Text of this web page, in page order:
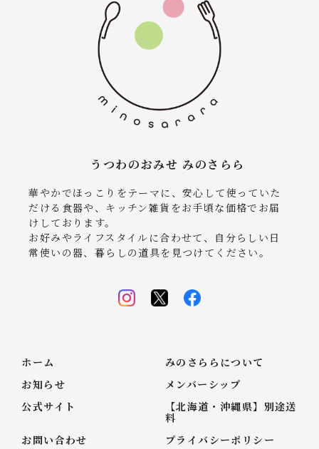
うつわのおみせ みのさらら
華やかでほっこりをテーマに、安心して使っていた
だける食器や、キッチン雑貨をお手頃な価格でお届
けしております。
お好みやライフスタイルに合わせて、自分らしい日
常使いの器、暮らしの道具を見つけてください。
ホーム
みのさららについて
お知らせ
メンバーシップ
公式サイト
【北海道・沖縄県】別途送
料
お問い合わせ
プライバシーポリシー